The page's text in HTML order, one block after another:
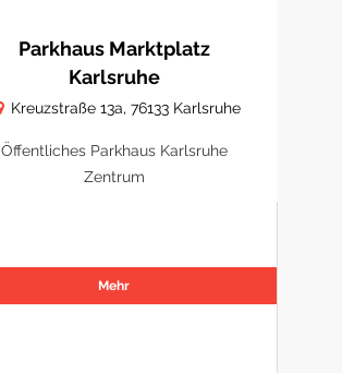
Parkhaus Marktplatz
Karlsruhe
Kreuzstraße 13a, 76133 Karlsruhe
Öffentliches Parkhaus Karlsruhe
Zentrum
Mehr